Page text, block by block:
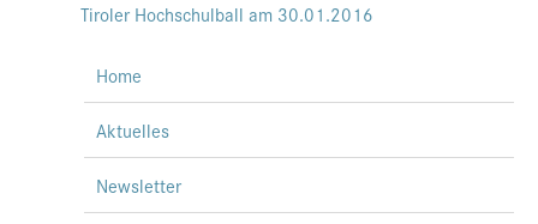
Tiroler Hochschulball am 30.01.2016
Home
Aktuelles
Newsletter